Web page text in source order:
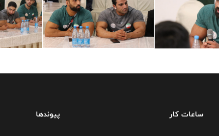
ساعات کار پیوندها